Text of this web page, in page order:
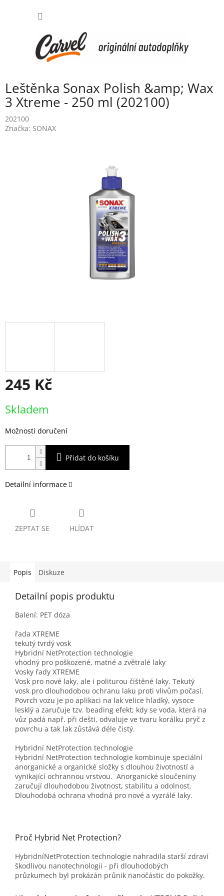
Leštěnka Sonax Polish &amp; Wax
3 Xtreme - 250 ml (202100)
202100
Značka: SONAX
245 Kč
cena:
Skladem
Možnosti doručení
Přidat do košíku
Detailní informace
ZEPTAT SE HLÍDAT
Popis Diskuze
Detailní popis produktu
Balení: PET dóza
řada XTREME
tekutý tvrdý vosk
Hybridní NetProtection technologie
vhodný pro poškozené, matné a zvětralé laky
Vosky řady XTREME
Vosk pro nové laky, ale i politurou čištěné laky. Tekutý
vosk pro dlouhodobou ochranu laku proti vlivům počasí.
Povrch vozu je po aplikaci na lak velice hladký, vysoce
lesklý a zaručuje tzv. beading efekt; kdy se voda, která na
vůz padá např. při dešti, odvaluje ve tvaru korálku pryč z
povrchu a tak lak zůstává déle čistý.
Hybridní NetProtection technologie
Hybridní NetProtection technologie kombinuje speciální
anorganické a organické složky s dlouhou životností a
vynikající ochrannou vrstvou. Anorganické sloučeniny
zaručují dlouhodobou životnost, stabilitu a odolnost.
Dlouhodobá ochrana vhodná pro nové a vyzrálé laky.
Proč Hybrid Net Protection?
HybridníNetProtection technologie nahradila starší zdraví
škodlivou nanotechnologii - při dlouhodobých
průzkumech byl prokázán průnik nanočástic do pokožky.